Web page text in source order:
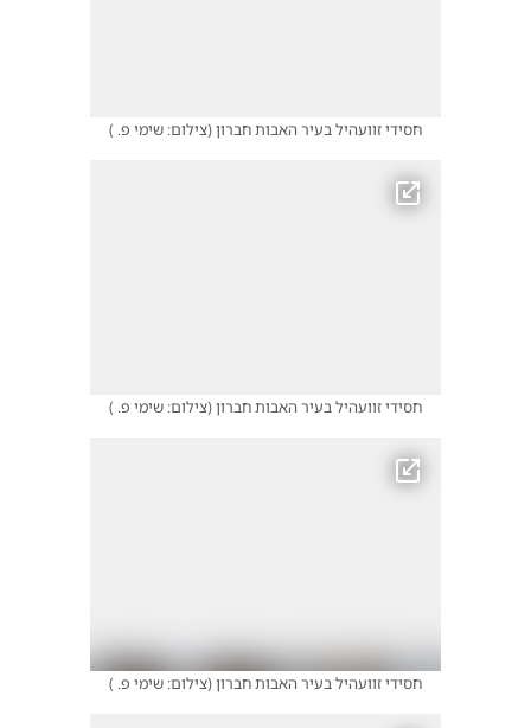
חסידי זוועהיל בעיר האבות חברון(צילום: שימי פ. )
חסידי זוועהיל בעיר האבות חברון(צילום: שימי פ. )
חסידי זוועהיל בעיר האבות חברון(צילום: שימי פ. )